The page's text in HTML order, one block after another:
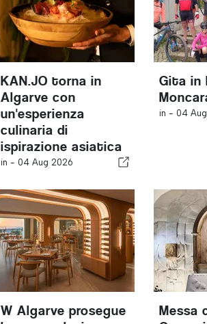
KAN.JO torna in
Algarve con
un'esperienza
culinaria di
ispirazione asiatica
in - 04 Aug 2026
Gita in
in - 04
W Algarve prosegue
Messa